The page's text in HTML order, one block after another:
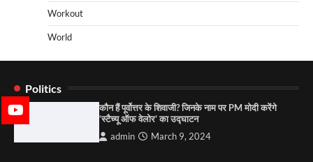
Workout
World
Politics
कौन हैं पूर्वोत्तर के शिवाजी? जिनके नाम पर PM मोदी करेंगे
‘स्टैच्यू ऑफ वेलोर’ का उद्घाटन
admin March 9, 2024